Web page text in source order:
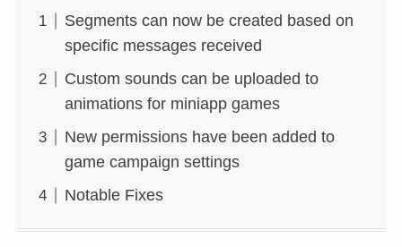
Segments can now be created based on
specific messages received
Custom sounds can be uploaded to
animations for miniapp games
New permissions have been added to
game campaign settings
Notable Fixes